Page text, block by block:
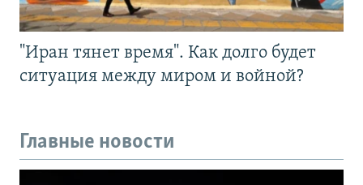
"Иран тянет время". Как долго будет
ситуация между миром и войной?
Главные новости